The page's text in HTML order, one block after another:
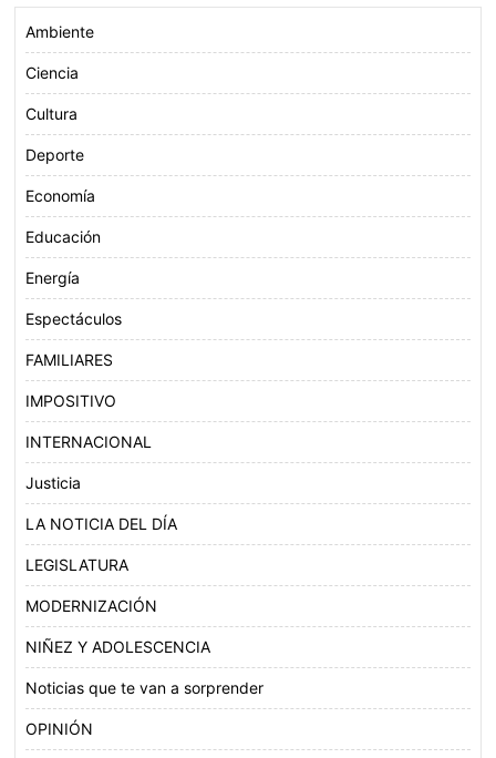
Ambiente
Ciencia
Cultura
Deporte
Economía
Educación
Energía
Espectáculos
FAMILIARES
IMPOSITIVO
INTERNACIONAL
Justicia
LA NOTICIA DEL DÍA
LEGISLATURA
MODERNIZACIÓN
NIÑEZ Y ADOLESCENCIA
Noticias que te van a sorprender
OPINIÓN